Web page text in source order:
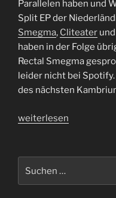
Parallelen haben und
Split EP der
Smegma, Cliteater und
haben in der Folge
Rectal Smegma
leider nicht bei
des nächsten
„Folge
999
The
weiterlesen